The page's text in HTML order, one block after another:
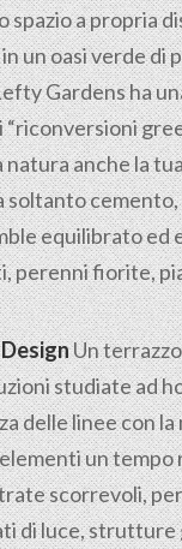
spazio a propria
un oasi verde di
Gardens ha
“riconversioni
anche la
soltanto
equilibrato ed
perenni fiorite,
Un
studiate ad
delle linee con la
un tempo
scorrevoli,
di luce,